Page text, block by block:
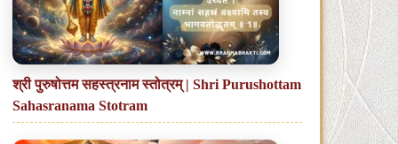
श्री पुरुषोत्तम सहस्त्रनाम स्तोत्रम् | Shri Purushottam
Sahasranama Stotram